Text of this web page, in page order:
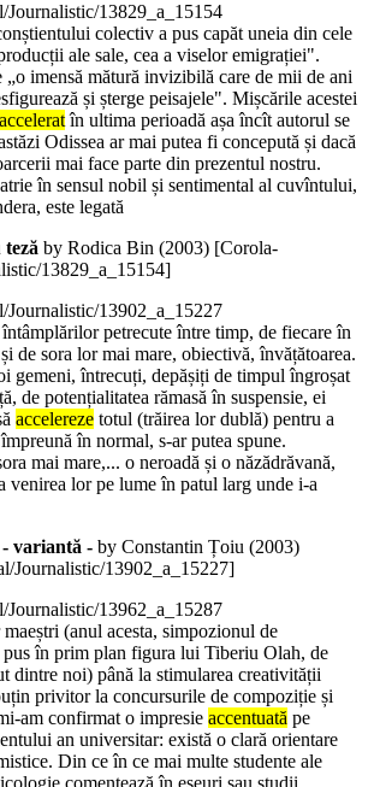
Journalistic/13829_a_15154
colectiv a pus capăt uneia din cele
ale sale, cea a viselor emigrației".
imensă mătură invizibilă care de mii de ani
și șterge peisajele". Mișcările acestei
acceleratîn ultima perioadă așa încît autorul se
Odissea ar mai putea fi concepută și dacă
mai face parte din prezentul nostru.
în sensul nobil și sentimental al cuvîntului,
este legată
by Rodica Bin (2003) [Corola-
13829_a_15154]
Journalistic/13902_a_15227
petrecute între timp, de fiecare în
de sora lor mai mare, obiectivă, învățătoarea.
gemeni, întrecuți, depășiți de timpul îngroșat
de potențialitatea rămasă în suspensie, ei
accelereze totul (trăirea lor dublă) pentru a
în normal, s-ar putea spune.
mai mare,... o neroadă și o năzădrăvană,
venirea lor pe lume în patul larg unde i-a
variantă - by Constantin Țoiu (2003)
Journalistic/13902_a_15227]
Journalistic/13962_a_15287
(anul acesta, simpozionul de
în prim plan figura lui Tiberiu Olah, de
dintre noi) până la stimularea creativității
privitor la concursurile de compoziție și
am confirmat o impresie accentuată pe
an universitar: există o clară orientare
Din ce în ce mai multe studente ale